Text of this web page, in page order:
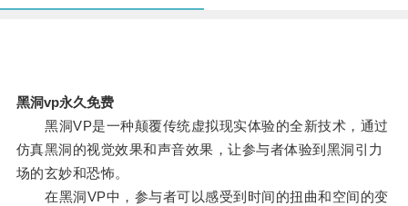
黑洞vp永久免费
黑洞VP是一种颠覆传统虚拟现实体验的全新技术，通过
仿真黑洞的视觉效果和声音效果，让参与者体验到黑洞引力
场的玄妙和恐怖。
在黑洞VP中，参与者可以感受到时间的扭曲和空间的变